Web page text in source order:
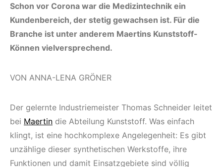
Schon vor Corona war die Medizintechnik ein
Kundenbereich, der stetig gewachsen ist. Für die
Branche ist unter anderem Maertins Kunststoff-
Können vielversprechend.
VON ANNA-LENA GRÖNER
Der gelernte Industriemeister Thomas Schneider leitet
bei Maertin die Abteilung Kunststoff. Was einfach
klingt, ist eine hochkomplexe Angelegenheit: Es gibt
unzählige dieser synthetischen Werkstoffe, ihre
Funktionen und damit Einsatzgebiete sind völlig